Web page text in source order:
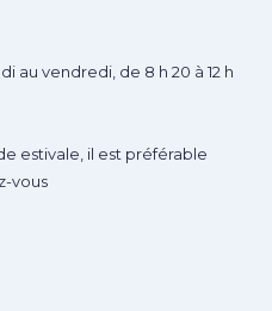
au vendredi, de 8 h 20 à 12 h
estivale, il est préférable
vous